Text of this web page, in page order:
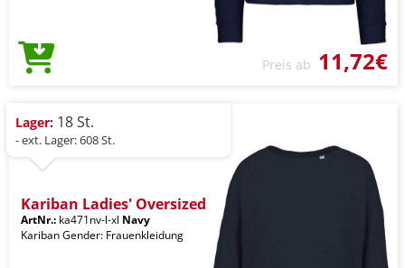
Preis ab 11,72€
Lager: 18 St.
- ext. Lager: 608 St.
Kariban Ladies' Oversized
ArtNr.: ka471nv-l-xl Navy
Kariban Gender: Frauenkleidung